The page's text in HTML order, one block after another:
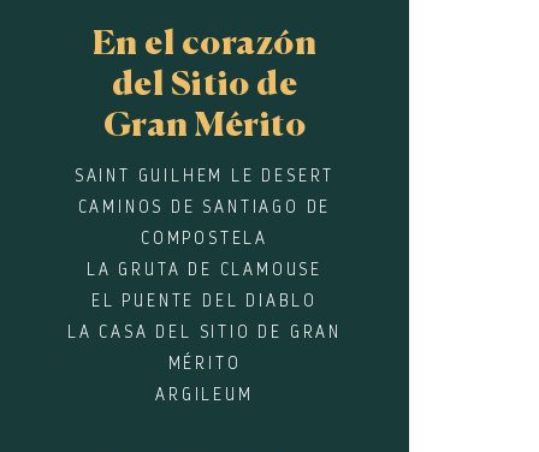
En el corazón
del Sitio de
Gran Mérito
SAINT GUILHEM LE DESERT
CAMINOS DE SANTIAGO DE
COMPOSTELA
LA GRUTA DE CLAMOUSE
EL PUENTE DEL DIABLO
LA CASA DEL SITIO DE GRAN
MÉRITO
ARGILEUM